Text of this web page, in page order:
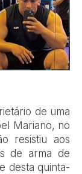
de uma
Mariano, no
resistiu aos
de arma de
desta quinta-